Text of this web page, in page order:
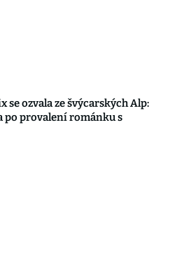
se ozvala ze švýcarských Alp:
po provalení románku s